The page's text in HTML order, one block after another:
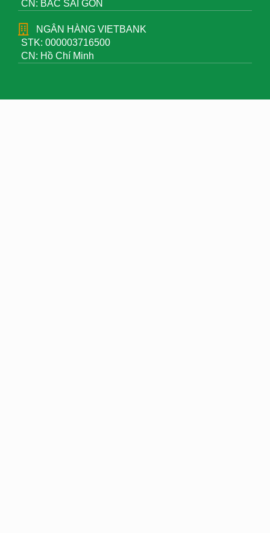
CN: BẮC SÀI GÒN
NGÂN HÀNG VIETBANK
STK: 000003716500
CN: Hồ Chí Minh